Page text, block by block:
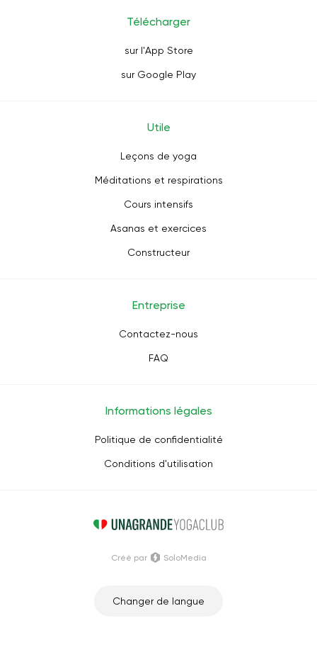
Télécharger
sur l'App Store
sur Google Play
Utile
Leçons de yoga
Méditations et respirations
Cours intensifs
Asanas et exercices
Constructeur
Entreprise
Contactez-nous
FAQ
Informations légales
Politique de confidentialité
Conditions d'utilisation
Changer de langue
Créé par SoloMedia